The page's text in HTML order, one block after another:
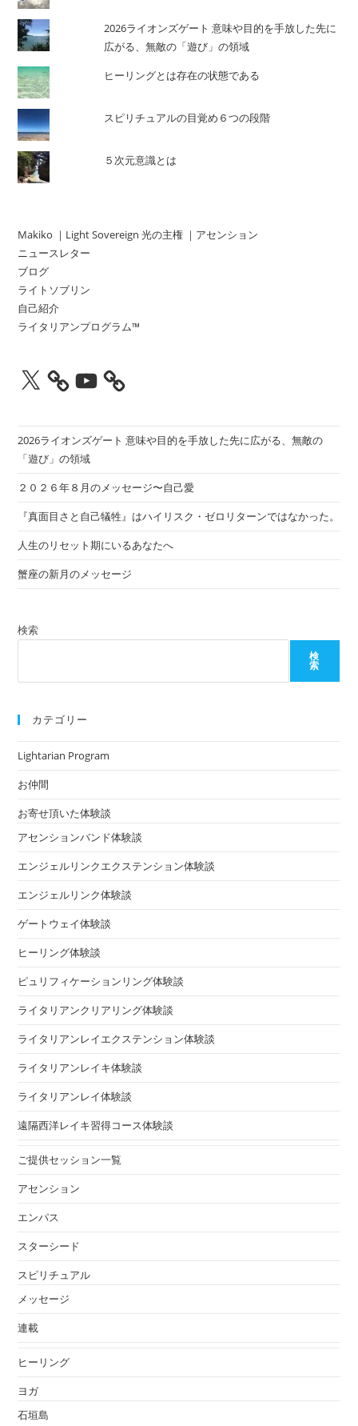
2026ライオンズゲート 意味や目的を手放した先に
広がる、無敵の「遊び」の領域
ヒーリングとは存在の状態である
スピリチュアルの目覚め６つの段階
５次元意識とは
Makiko ｜Light Sovereign 光の主権 ｜アセンション
ニュースレター
ブログ
ライトソブリン
自己紹介
ライタリアンプログラム™
X YouTube
2026ライオンズゲート 意味や目的を手放した先に広がる、無敵の
「遊び」の領域
２０２６年８月のメッセージ〜自己愛
『真面目さと自己犠牲』はハイリスク・ゼロリターンではなかった。
人生のリセット期にいるあなたへ
蟹座の新月のメッセージ
検索
検
索
カテゴリー
Lightarian Program
お仲間
お寄せ頂いた体験談
アセンションバンド体験談
エンジェルリンクエクステンション体験談
エンジェルリンク体験談
ゲートウェイ体験談
ヒーリング体験談
ピュリフィケーションリング体験談
ライタリアンクリアリング体験談
ライタリアンレイエクステンション体験談
ライタリアンレイキ体験談
ライタリアンレイ体験談
遠隔西洋レイキ習得コース体験談
ご提供セッション一覧
アセンション
エンパス
スターシード
スピリチュアル
メッセージ
連載
ヒーリング
ヨガ
石垣島